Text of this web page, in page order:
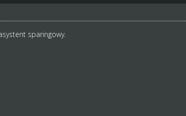
sparingowy.